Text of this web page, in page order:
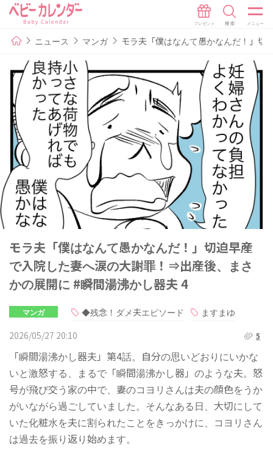
ニュース マンガ モラ夫「僕はなんて愚かなんだ！」
モラ夫「僕はなんて愚かなんだ！」切迫早産
で入院した妻へ涙の大謝罪！⇒出産後、まさ
かの展開に #瞬間湯沸かし器夫 4
マンガ ◆残念！ダメ夫エピソード
ますまゆ
2026/05/27 20:10
5
「瞬間湯沸かし器夫」第4話。自分の思いどおりにいかな
いと激怒する、まるで「瞬間湯沸かし器」のような夫。怒
号が飛び交う家の中で、妻のコヨリさんは夫の顔色をうか
がいながら過ごしていました。そんなある日、大切にして
いた化粧水を夫に割られたことをきっかけに、コヨリさん
は過去を振り返り始めます。